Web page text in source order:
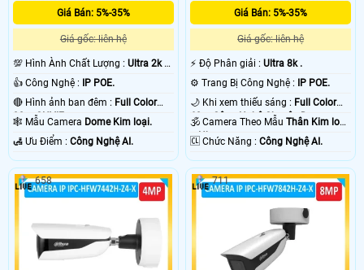
Giá Bán: 5%-35%
Giá gốc: liên hệ
💯 Hình Ành Chất Lượng : Ultra 2k +
👍 Công Nghệ :
IP POE.
🔴 Hình ảnh ban đêm : Full Color
30m ONVIF.
🕸️ Mẫu Camera Dome Kim loại.
️🛃 Ưu Điểm : Công Nghệ AI.
Giá Bán: 5%-35%
Giá gốc: liên hệ
️⚡ Độ Phân giải :Ultra 8k .
⚙ Trang Bị Công Nghệ :
IP POE.
🌙 Khi xem thiếu sáng : Full Color
60m Công Nghệ Chuyên Dụng.
🕉️ Camera Theo MẫuThân Kim loại
+ Nhựa.
️🆑 Chức Năng :Công Nghệ AI.
658 711